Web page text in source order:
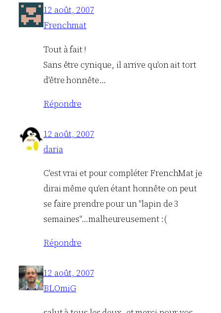
12 août, 2007
Frenchmat
Tout à fait !
Sans être cynique, il arrive qu'on ait tort
d'être honnête…
Répondre
12 août, 2007
daria
C'est vrai et pour compléter FrenchMat je
dirai même qu'en étant honnête on peut
se faire prendre pour un "lapin de 3
semaines"…malheureusement :(
Répondre
12 août, 2007
BLOmiG